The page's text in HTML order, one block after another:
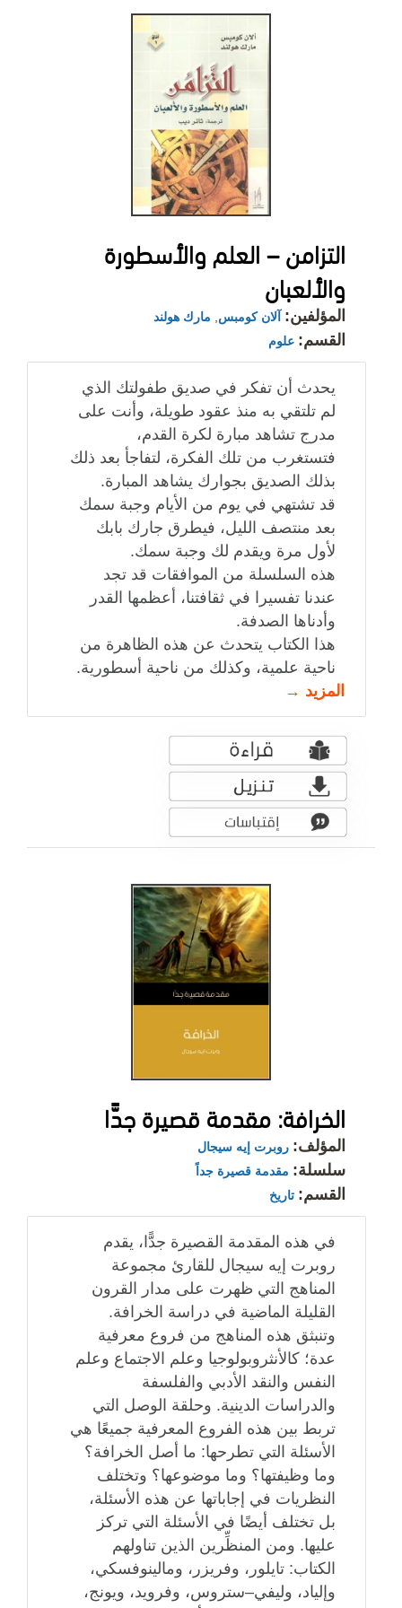
التزامن – العلم والأسطورة
والألعبان
المؤلفين: آلان كومبس, مارك هولند
القسم: علوم
يحدث أن تفكر في صديق طفولتك الذي
لم تلتقي به منذ عقود طويلة، وأنت على
مدرج تشاهد مبارة لكرة القدم،
فتستغرب من تلك الفكرة، لتفاجأ بعد ذلك
بذلك الصديق بجوارك يشاهد المبارة.
قد تشتهي في يوم من الأيام وجبة سمك
بعد منتصف الليل، فيطرق جارك بابك
لأول مرة ويقدم لك وجبة سمك.
هذه السلسلة من الموافقات قد تجد
عندنا تفسيرا في ثقافتنا، أعظمها القدر
وأدناها الصدفة.
هذا الكتاب يتحدث عن هذه الظاهرة من
ناحية علمية، وكذلك من ناحية أسطورية.
المزيد →
الخرافة: مقدمة قصيرة جدًّا
المؤلف: روبرت إيه سيجال
سلسلة: مقدمة قصيرة جداً
القسم: تاريخ
في هذه المقدمة القصيرة جدًّا، يقدم
روبرت إيه سيجال للقارئ مجموعة
المناهج التي ظهرت على مدار القرون
القليلة الماضية في دراسة الخرافة.
وتنبثق هذه المناهج من فروع معرفية
عدة؛ كالأنثروبولوجيا وعلم الاجتماع وعلم
النفس والنقد الأدبي والفلسفة
والدراسات الدينية. وحلقة الوصل التي
تربط بين هذه الفروع المعرفية جميعًا هي
الأسئلة التي تطرحها: ما أصل الخرافة؟
وما وظيفتها؟ وما موضوعها؟ وتختلف
النظريات في إجاباتها عن هذه الأسئلة،
بل تختلف أيضًا في الأسئلة التي تركز
عليها. ومن المنظِّرين الذين تناولهم
الكتاب: تايلور، وفريزر، ومالينوفسكي،
وإلياد، وليفي–ستروس، وفرويد، ويونج،